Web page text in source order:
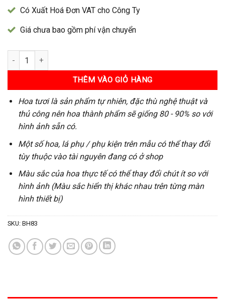
Có Xuất Hoá Đơn VAT cho Công Ty
Giá chưa bao gồm phí vận chuyển
Bó Hoa 83 số lượng
THÊM VÀO GIỎ HÀNG
Hoa tươi là sản phẩm tự nhiên, đặc thù nghệ thuật và
thủ công nên hoa thành phẩm sẽ giống 80 - 90% so với
hình ảnh sẵn có.
Một số hoa, lá phụ / phụ kiện trên mẫu có thể thay đổi
tùy thuộc vào tài nguyên đang có ở shop
Màu sắc của hoa thực tế có thể thay đổi chút ít so với
hình ảnh (Màu sắc hiển thị khác nhau trên từng màn
hình thiết bị)
SKU: BH83